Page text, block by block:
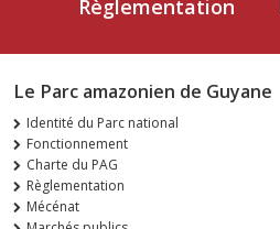
Règlementation
Le Parc amazonien de Guyane
Identité du Parc national
Fonctionnement
Charte du PAG
Règlementation
Mécénat